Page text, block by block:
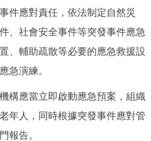
應對責任，依法制定自然災
、社會安全事件等突發事件應急
、輔助疏散等必要的應急救援設
急演練。
應當立即啟動應急預案，組織
年人，同時根據突發事件應對管
報告。